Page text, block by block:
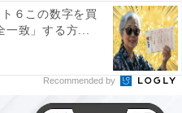
６この数字を買
致」する方...
Recommended by